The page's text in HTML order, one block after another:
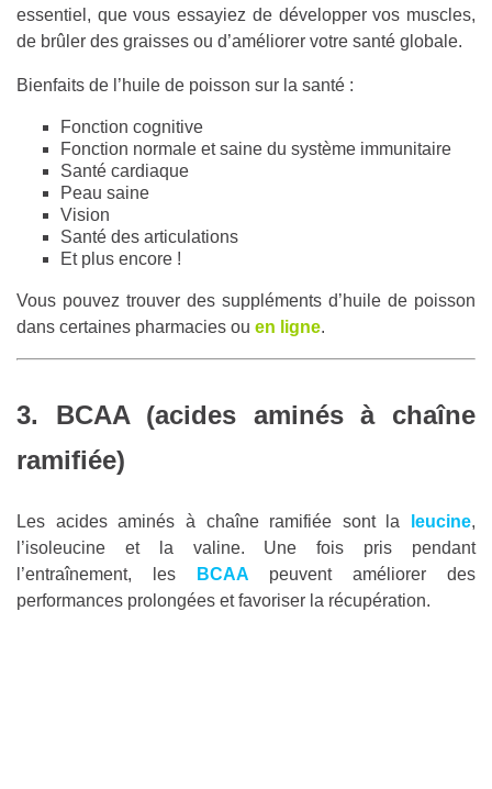
essentiel, que vous essayiez de développer vos muscles,
de brûler des graisses ou d’améliorer votre santé globale.
Bienfaits de l’huile de poisson sur la santé :
Fonction cognitive
Fonction normale et saine du système immunitaire
Santé cardiaque
Peau saine
Vision
Santé des articulations
Et plus encore !
Vous pouvez trouver des suppléments d’huile de poisson
dans certaines pharmacies ou en ligne.
3. BCAA (acides aminés à chaîne
ramifiée)
Les acides aminés à chaîne ramifiée sont la leucine,
l’isoleucine et la valine. Une fois pris pendant
l’entraînement, les
BCAA peuvent améliorer des
performances prolongées et favoriser la récupération.